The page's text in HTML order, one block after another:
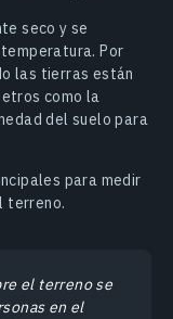
seco y se
Por
las tierras están
como la
del suelo para
para medir
terreno.
el terreno se
en el